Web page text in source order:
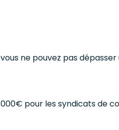
ne pouvez pas
pour les syndicats de